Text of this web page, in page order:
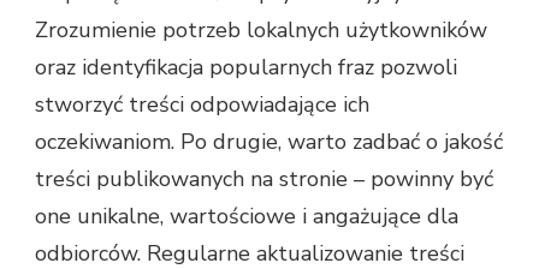
Zrozumienie potrzeb lokalnych użytkowników
oraz identyfikacja popularnych fraz pozwoli
stworzyć treści odpowiadające ich
oczekiwaniom. Po drugie, warto zadbać o jakość
treści publikowanych na stronie – powinny być
one unikalne, wartościowe i angażujące dla
odbiorców. Regularne aktualizowanie treści